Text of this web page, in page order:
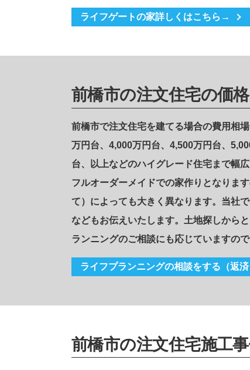
ライフゲートの家詳しくはこちら→
前橋市の注文住宅の価
前橋市で注文住宅を建てる場合の費用相
万円台、4,000万円台、4,500万円台、
台、以上などのハイグレード住宅まで幅
フルオーダーメイドでの家作りとなりま
て）によっても大きく異なります。当社
などもお伝えいたします。土地探しから
ランニングのご相談にも応じていますの
ライフプランニングの相談をする （返
前橋市の注文住宅施工事